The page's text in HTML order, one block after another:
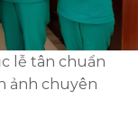
lễ tân chuẩn
ảnh chuyên